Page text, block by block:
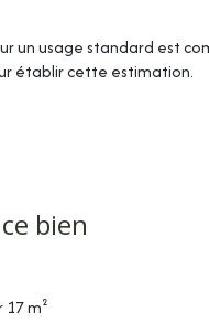
un usage standard est
établir cette estimation.
bien
17 m²